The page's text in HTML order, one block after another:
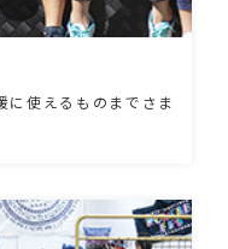
に使えるものまでさま